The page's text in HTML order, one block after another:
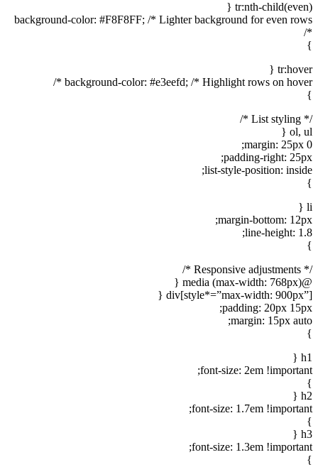
tr:nth-child(even) {
background-color: #F8F8FF; /* Lighter background for even rows
*/
}
tr:hover {
background-color: #e3eefd; /* Highlight rows on hover */
}
/* List styling */
ol, ul {
margin: 25px 0;
padding-right: 25px;
list-style-position: inside;
}
li {
margin-bottom: 12px;
line-height: 1.8;
}
/* Responsive adjustments */
@media (max-width: 768px) {
div[style*=”max-width: 900px”] {
padding: 20px 15px;
margin: 15px auto;
}
h1 {
font-size: 2em !important;
}
h2 {
font-size: 1.7em !important;
}
h3 {
font-size: 1.3em !important;
}